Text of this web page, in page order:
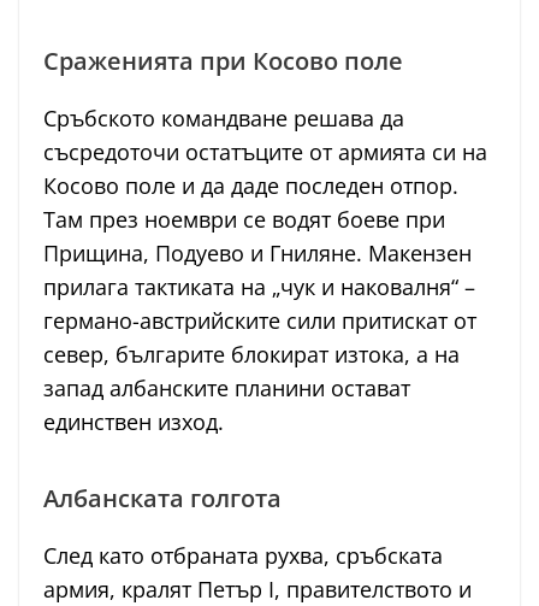
Сраженията при Косово поле
Сръбското командване решава да
съсредоточи остатъците от армията си на
Косово поле и да даде последен отпор.
Там през ноември се водят боеве при
Прищина, Подуево и Гниляне. Макензен
прилага тактиката на „чук и наковалня“ –
германо-австрийските сили притискат от
север, българите блокират изтока, а на
запад албанските планини остават
единствен изход.
Албанската голгота
След като отбраната рухва, сръбската
армия, кралят Петър I, правителството и